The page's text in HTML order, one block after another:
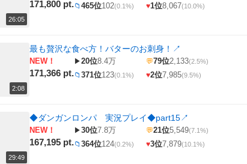
26:05
171,800 pt.📁 465位102(0.1%) ♥1位8,067(10.0%)
2:08
最も贅沢な食べ方！バターのお刺身！ ↗
NEW！
171,366 pt.
▶20位8.4万 💬79位2,133(2.5%)
📁 371位123(0.1%) ♥2位7,985(9.5%)
29:49
◆ダンガンロンパ 実況プレイ◆part15↗
NEW！
167,195 pt.
▶30位7.8万 💬21位5,549(7.1%)
📁 364位124(0.2%) ♥3位7,879(10.1%)